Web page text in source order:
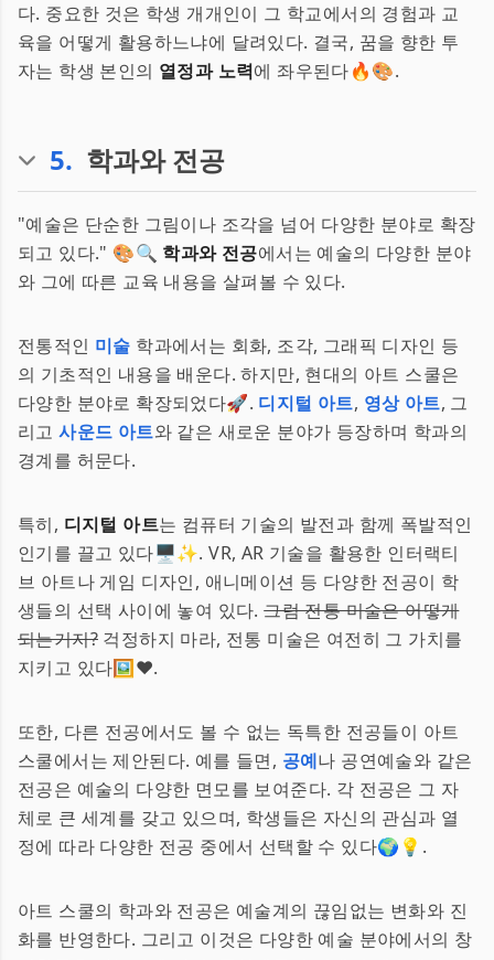
다. 중요한 것은 학생 개개인이 그 학교에서의 경험과 교
육을 어떻게 활용하느냐에 달려있다. 결국, 꿈을 향한 투
자는 학생 본인의 열정과 노력에 좌우된다🔥🎨.
5. 학과와 전공
"예술은 단순한 그림이나 조각을 넘어 다양한 분야로 확장
되고 있다." 🎨🔍 학과와 전공에서는 예술의 다양한 분야
와 그에 따른 교육 내용을 살펴볼 수 있다.
전통적인 미술 학과에서는 회화, 조각, 그래픽 디자인 등
의 기초적인 내용을 배운다. 하지만, 현대의 아트 스쿨은
다양한 분야로 확장되었다🚀. 디지털 아트, 영상 아트, 그
리고사운드 아트와 같은 새로운 분야가 등장하며 학과의
경계를 허문다.
특히, 디지털 아트는 컴퓨터 기술의 발전과 함께 폭발적인
인기를 끌고 있다🖥️✨. VR, AR 기술을 활용한 인터랙티
브 아트나 게임 디자인, 애니메이션 등 다양한 전공이 학
생들의 선택 사이에 놓여 있다.그럼 전통 미술은 어떻게
되는거지? 걱정하지 마라, 전통 미술은 여전히 그 가치를
지키고 있다🖼️❤️.
또한, 다른 전공에서도 볼 수 없는 독특한 전공들이 아트
스쿨에서는 제안된다. 예를 들면, 공예나 공연예술와 같은
전공은 예술의 다양한 면모를 보여준다. 각 전공은 그 자
체로 큰 세계를 갖고 있으며, 학생들은 자신의 관심과 열
정에 따라 다양한 전공 중에서 선택할 수 있다🌍💡.
아트 스쿨의 학과와 전공은 예술계의 끊임없는 변화와 진
화를 반영한다. 그리고 이것은 다양한 예술 분야에서의 창